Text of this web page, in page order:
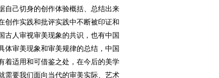
自己切身的创作体验概括、总结出来
创作实践和批评实践中不断被印证和
古人审视审美现象的共识，也有中国
体审美现象和审美规律的总结，中国
着适用和可借鉴之处，在今后的美学
需要我们面向当代的审美实际、艺术